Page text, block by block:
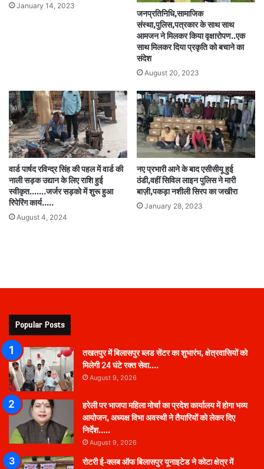
January 14, 2023
जनप्रतिनिधि,सामाजिक
संस्था,पुलिस,पत्रकार के साथ साथ
आमजन ने मिलकर किया वृक्षारोपण..एक
साथ मिलकर दिया प्रकृति को बचाने का
संदेश
August 20, 2023
वार्ड पार्षद रविन्द्र सिंह की पहल में वार्ड की
नाली सड़क उद्यान के लिए राशि हुई
स्वीकृत..…..जर्जर सड़को में शुरू हुआ
रिपेरिंग कार्य…..
August 4, 2024
नए प्रभारी आने के बाद एसीसीयू हुई
ठंडी,वहीं सिविल लाइन पुलिस ने मारी
बाज़ी,पकड़ा नशीली सिरप का जखीरा
January 28, 2023
Popular Posts
तखतपुर में बिलासपुर ब्लड सेंटर का शुभारंभ, क्षेत्रवासियों को
मिलेगी 24 घंटे रक्त सेवा….
August 9, 2026
हरेली पर भाजपा महिला मोर्चा का प्रदेश कार्यालय में होगा भव्य
आयोजन, अध्यक्ष विभा अवस्थी ने तैयारियों को लेकर दिए
निर्देश…..
August 9, 2026
रोटरी ई-क्लब ऑफ बिलासपुर यूनाइटेड ने कोटा क्षेत्र में